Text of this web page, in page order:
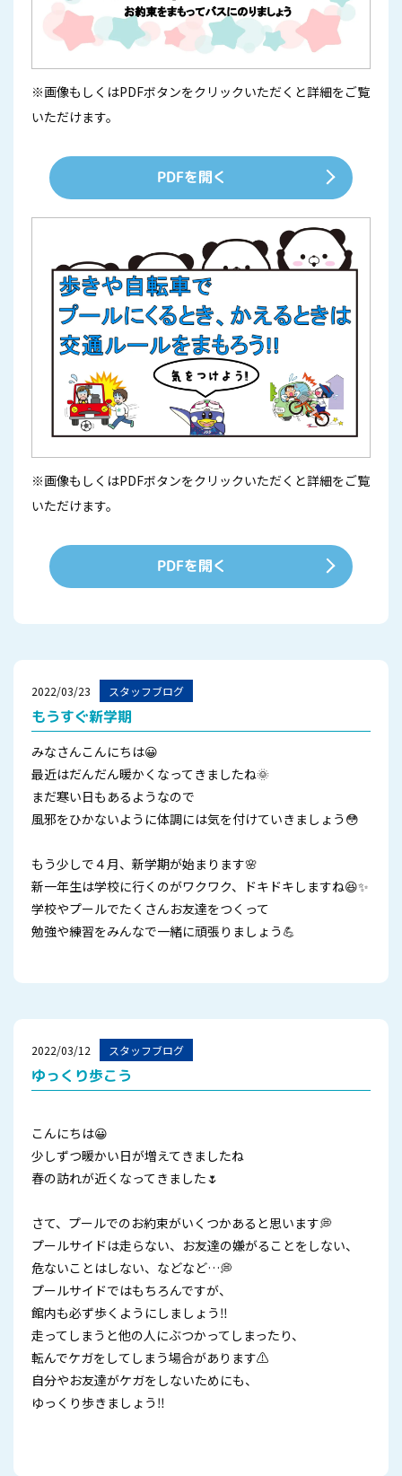
※画像もしくはPDFボタンをクリックいただくと詳細をご覧
いただけます。
PDFを開く
※画像もしくはPDFボタンをクリックいただくと詳細をご覧
いただけます。
PDFを開く
2022/03/23 スタッフブログ
もうすぐ新学期
みなさんこんにちは😀
最近はだんだん暖かくなってきましたね🌞
まだ寒い日もあるようなので
風邪をひかないように体調には気を付けていきましょう😳
もう少しで４月、新学期が始まります🌸
新一年生は学校に行くのがワクワク、ドキドキしますね😆✨
学校やプールでたくさんお友達をつくって
勉強や練習をみんなで一緒に頑張りましょう💪
2022/03/12 スタッフブログ
ゆっくり歩こう
こんにちは😀
少しずつ暖かい日が増えてきましたね
春の訪れが近くなってきました🌷
さて、プールでのお約束がいくつかあると思います💭
プールサイドは走らない、お友達の嫌がることをしない、
危ないことはしない、などなど…💭
プールサイドではもちろんですが、
館内も必ず歩くようにしましょう‼
走ってしまうと他の人にぶつかってしまったり、
転んでケガをしてしまう場合があります⚠
自分やお友達がケガをしないためにも、
ゆっくり歩きましょう‼